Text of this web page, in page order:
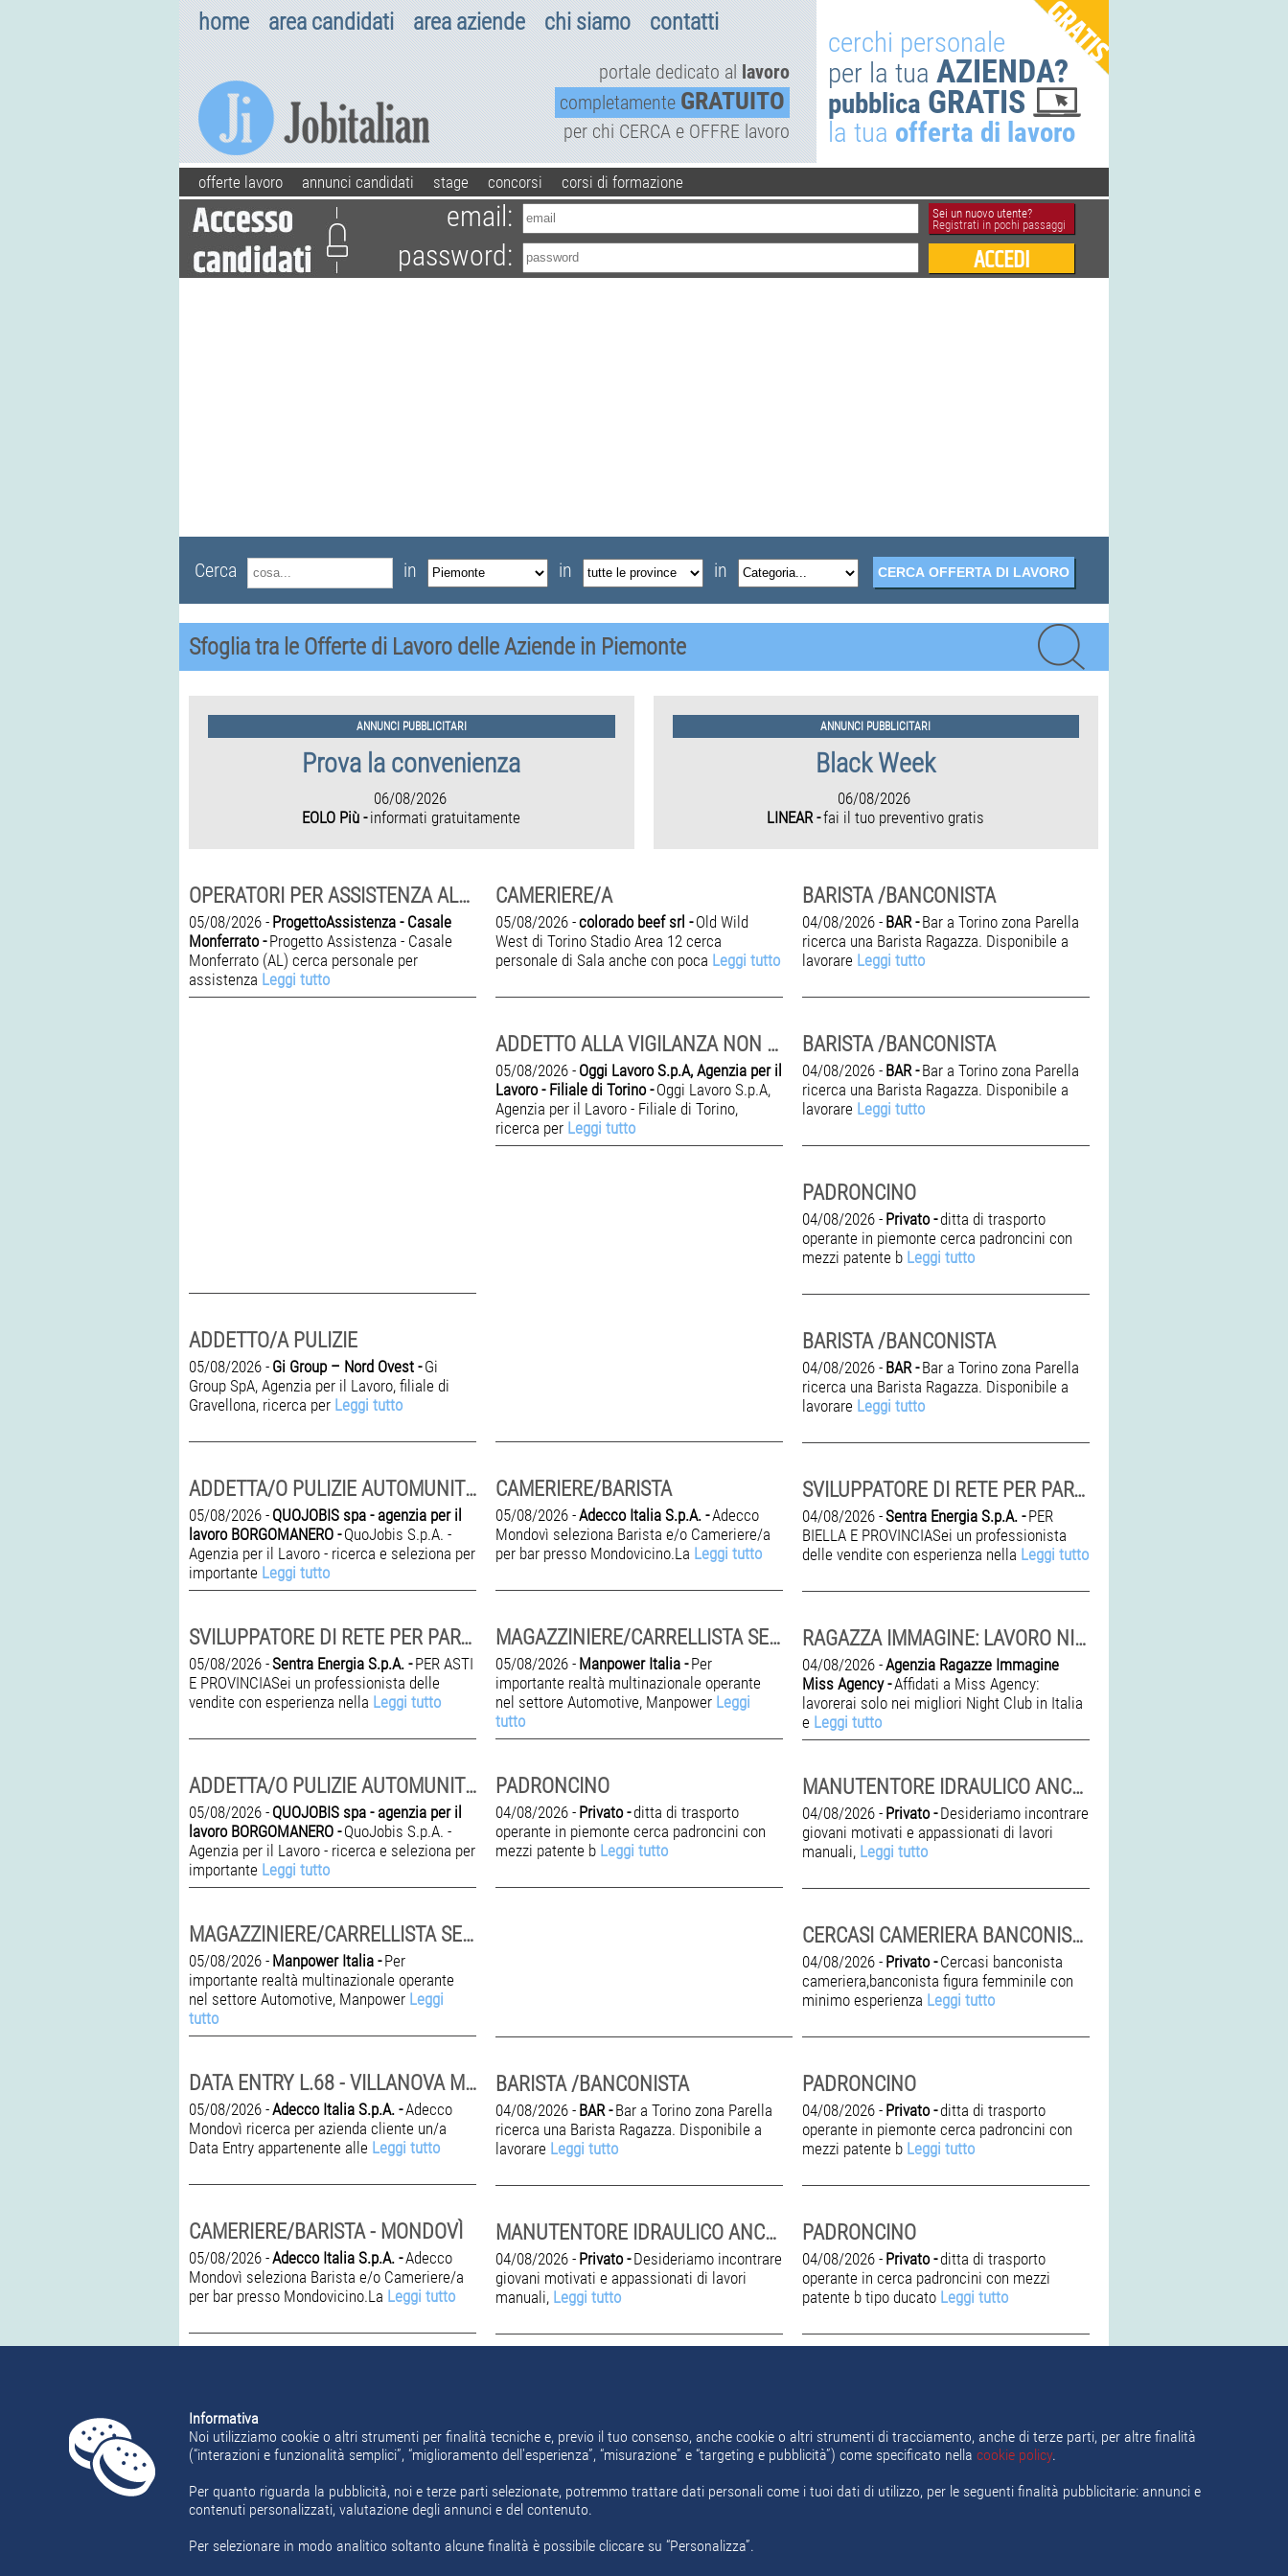
home area candidati area aziende chi siamo contatti
portale dedicato allavoro
completamente GRATUITO
per chi CERCA e OFFRE lavoro
cerchi personale
per la tua AZIENDA?
pubblica GRATIS
la tua offerta di lavoro
offerte lavoro annunci candidati stage concorsi corsi di formazione
email:
Sei un nuovo utente?
Registrati in pochi passaggi
password:
Cerca in in in
Sfoglia tra le Offerte di Lavoro delle Aziende in Piemonte
ANNUNCI PUBBLICITARI
Prova la convenienza
06/08/2026
EOLO Più -informati gratuitamente
ANNUNCI PUBBLICITARI
Black Week
06/08/2026
LINEAR -fai il tuo preventivo gratis
OPERATORI PER ASSISTENZA ALLA PERSONA
05/08/2026 - ProgettoAssistenza - Casale
Monferrato - Progetto Assistenza - Casale
Monferrato (AL) cerca personale per
assistenza Leggi tutto
ADDETTO/A PULIZIE
05/08/2026 - Gi Group – Nord Ovest - Gi
Group SpA, Agenzia per il Lavoro, filiale di
Gravellona, ricerca per Leggi tutto
ADDETTA/O PULIZIE AUTOMUNITO PART TIME 6 ORE /SETT
05/08/2026 - QUOJOBIS spa - agenzia per il
lavoro BORGOMANERO - QuoJobis S.p.A. -
Agenzia per il Lavoro - ricerca e seleziona per
importante Leggi tutto
SVILUPPATORE DI RETE PER PARTNER POINT LUCE E GAS
05/08/2026 -Sentra Energia S.p.A. - PER ASTI
E PROVINCIASei un professionista delle
vendite con esperienza nella Leggi tutto
ADDETTA/O PULIZIE AUTOMUNITO PART TIME 6 ORE /SETT
05/08/2026 - QUOJOBIS spa - agenzia per il
lavoro BORGOMANERO - QuoJobis S.p.A. -
Agenzia per il Lavoro - ricerca e seleziona per
importante Leggi tutto
MAGAZZINIERE/CARRELLISTA SETTORE AUTOMOTIVE
05/08/2026 - Manpower Italia - Per
importante realtà multinazionale operante
nel settore Automotive, Manpower Leggi
tutto
DATA ENTRY L.68 - VILLANOVA MONDOVÌ
05/08/2026 -Adecco Italia S.p.A. -Adecco
Mondovì ricerca per azienda cliente un/a
Data Entry appartenente alle Leggi tutto
CAMERIERE/BARISTA - MONDOVÌ
05/08/2026 -Adecco Italia S.p.A. -Adecco
Mondovì seleziona Barista e/o Cameriere/a
per bar presso Mondovicino.La Leggi tutto
CAMERIERE/A
05/08/2026 -colorado beef srl - Old Wild
West di Torino Stadio Area 12 cerca
personale di Sala anche con poca Leggi tutto
ADDETTO ALLA VIGILANZA NON ARMATA - VINOVO (TO)
05/08/2026 - Oggi Lavoro S.p.A, Agenzia per il
Lavoro - Filiale di Torino - Oggi Lavoro S.p.A,
Agenzia per il Lavoro - Filiale di Torino,
ricerca per Leggi tutto
CAMERIERE/BARISTA
05/08/2026 -Adecco Italia S.p.A. -Adecco
Mondovì seleziona Barista e/o Cameriere/a
per bar presso Mondovicino.La Leggi tutto
MAGAZZINIERE/CARRELLISTA SETTORE AUTOMOTIVE
05/08/2026 - Manpower Italia - Per
importante realtà multinazionale operante
nel settore Automotive, Manpower Leggi
tutto
PADRONCINO
04/08/2026 - Privato -ditta di trasporto
operante in piemonte cerca padroncini con
mezzi patente b Leggi tutto
BARISTA /BANCONISTA
04/08/2026 - BAR - Bar a Torino zona Parella
ricerca una Barista Ragazza. Disponibile a
lavorare Leggi tutto
MANUTENTORE IDRAULICO ANCHE PRIMA ESPERIENZA
04/08/2026 - Privato - Desideriamo incontrare
giovani motivati e appassionati di lavori
manuali, Leggi tutto
BARISTA /BANCONISTA
04/08/2026 - BAR - Bar a Torino zona Parella
ricerca una Barista Ragazza. Disponibile a
lavorare Leggi tutto
BARISTA /BANCONISTA
04/08/2026 - BAR - Bar a Torino zona Parella
ricerca una Barista Ragazza. Disponibile a
lavorare Leggi tutto
PADRONCINO
04/08/2026 - Privato -ditta di trasporto
operante in piemonte cerca padroncini con
mezzi patente b Leggi tutto
BARISTA /BANCONISTA
04/08/2026 - BAR - Bar a Torino zona Parella
ricerca una Barista Ragazza. Disponibile a
lavorare Leggi tutto
SVILUPPATORE DI RETE PER PARTNER POINT LUCE E GAS
04/08/2026 -Sentra Energia S.p.A. - PER
BIELLA E PROVINCIASei un professionista
delle vendite con esperienza nella Leggi tutto
RAGAZZA IMMAGINE: LAVORO NIGHT CLUB NEI TOP LOCALI
04/08/2026 -Agenzia Ragazze Immagine
Miss Agency -Affidati a Miss Agency:
lavorerai solo nei migliori Night Club in Italia
e Leggi tutto
MANUTENTORE IDRAULICO ANCHE PRIMA ESPERIENZA
04/08/2026 - Privato - Desideriamo incontrare
giovani motivati e appassionati di lavori
manuali, Leggi tutto
CERCASI CAMERIERA BANCONISTA FIGURA FEMMINILE
04/08/2026 - Privato - Cercasi banconista
cameriera,banconista figura femminile con
minimo esperienza Leggi tutto
PADRONCINO
04/08/2026 - Privato -ditta di trasporto
operante in piemonte cerca padroncini con
mezzi patente b Leggi tutto
PADRONCINO
04/08/2026 - Privato -ditta di trasporto
operante in cerca padroncini con mezzi
patente b tipo ducato Leggi tutto
Pagina 1 di 47
1
2 3 4 5 6
Home Offerte Lavoro Area Candidati Area Aziende Chi Siamo Contatti Policy Privacy
Informativa
Noi utilizziamo cookie o altri strumenti per finalità tecniche e, previo il tuo consenso, anche cookie o altri strumenti di tracciamento, anche di terze parti, per altre finalità
(“interazioni e funzionalità semplici”, “miglioramento dell'esperienza”, “misurazione” e “targeting e pubblicità”) come specificato nellacookie policy.
Per quanto riguarda la pubblicità, noi e terze parti selezionate, potremmo trattare dati personali come i tuoi dati di utilizzo, per le seguenti finalità pubblicitarie: annunci e
contenuti personalizzati, valutazione degli annunci e del contenuto.
Per selezionare in modo analitico soltanto alcune finalità è possibile cliccare su “Personalizza”.